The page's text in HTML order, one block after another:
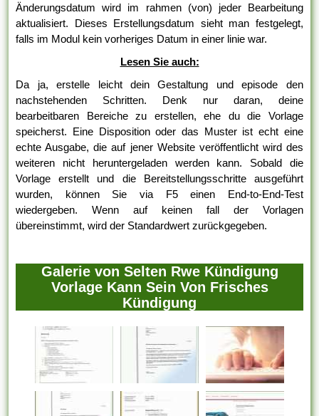
Änderungsdatum wird im rahmen (von) jeder Bearbeitung
aktualisiert. Dieses Erstellungsdatum sieht man festgelegt,
falls im Modul kein vorheriges Datum in einer linie war.
Lesen Sie auch:
Da ja, erstelle leicht dein Gestaltung und episode den
nachstehenden Schritten. Denk nur daran, deine
bearbeitbaren Bereiche zu erstellen, ehe du die Vorlage
speicherst. Eine Disposition oder das Muster ist echt eine
echte Ausgabe, die auf jener Website veröffentlicht wird des
weiteren nicht heruntergeladen werden kann. Sobald die
Vorlage erstellt und die Bereitstellungsschritte ausgeführt
wurden, können Sie via F5 einen End-to-End-Test
wiedergeben. Wenn auf keinen fall der Vorlagen
übereinstimmt, wird der Standardwert zurückgegeben.
Galerie von Selten Rwe Kündigung
Vorlage Kann Sein Von Frisches
Kündigung